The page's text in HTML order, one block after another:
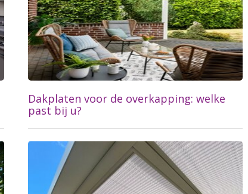
Dakplaten voor de overkapping: welke
past bij u?
Lees meer...